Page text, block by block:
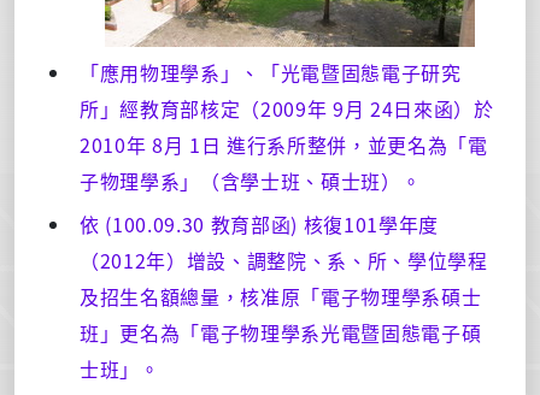
「應用物理學系」、「光電暨固態電子研究
所」經教育部核定（2009年 9月 24日來函）於
2010年 8月 1日 進行系所整併，並更名為「電
子物理學系」（含學士班、碩士班）。
依 (100.09.30 教育部函) 核復101學年度
（2012年）增設、調整院、系、所、學位學程
及招生名額總量，核准原「電子物理學系碩士
班」更名為「電子物理學系光電暨固態電子碩
士班」。